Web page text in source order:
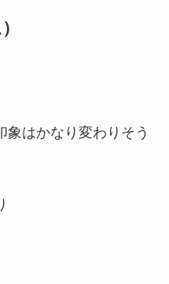
象はかなり変わりそう